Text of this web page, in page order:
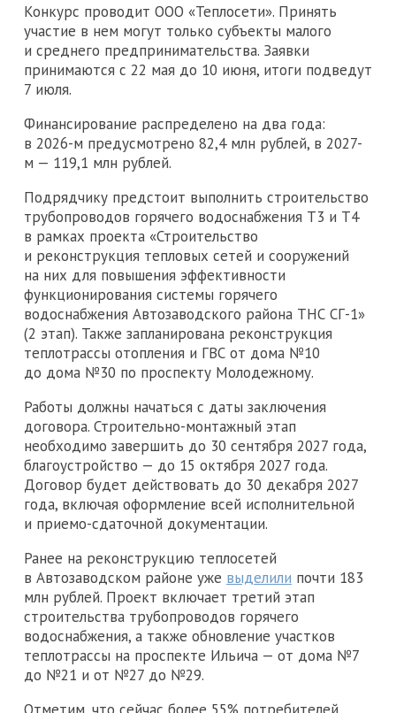
Конкурс проводит ООО «Теплосети». Принять
участие в нем могут только субъекты малого
и среднего предпринимательства. Заявки
принимаются с 22 мая до 10 июня, итоги подведут
7 июля.
Финансирование распределено на два года:
в 2026-м предусмотрено 82,4 млн рублей, в 2027-
м — 119,1 млн рублей.
Подрядчику предстоит выполнить строительство
трубопроводов горячего водоснабжения Т3 и Т4
в рамках проекта «Строительство
и реконструкция тепловых сетей и сооружений
на них для повышения эффективности
функционирования системы горячего
водоснабжения Автозаводского района ТНС СГ-1»
(2 этап). Также запланирована реконструкция
теплотрассы отопления и ГВС от дома №10
до дома №30 по проспекту Молодежному.
Работы должны начаться с даты заключения
договора. Строительно-монтажный этап
необходимо завершить до 30 сентября 2027 года,
благоустройство — до 15 октября 2027 года.
Договор будет действовать до 30 декабря 2027
года, включая оформление всей исполнительной
и приемо-сдаточной документации.
Ранее на реконструкцию теплосетей
в Автозаводском районе уже выделили почти 183
млн рублей. Проект включает третий этап
строительства трубопроводов горячего
водоснабжения, а также обновление участков
теплотрассы на проспекте Ильича — от дома №7
до №21 и от №27 до №29.